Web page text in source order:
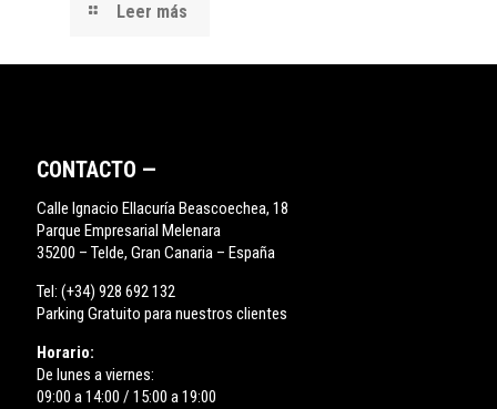
Leer más
CONTACTO —
Calle Ignacio Ellacuría Beascoechea, 18
Parque Empresarial Melenara
35200 – Telde, Gran Canaria – España
Tel: (+34) 928 692 132
Parking Gratuito para nuestros clientes
Horario:
De lunes a viernes:
09:00 a 14:00 / 15:00 a 19:00